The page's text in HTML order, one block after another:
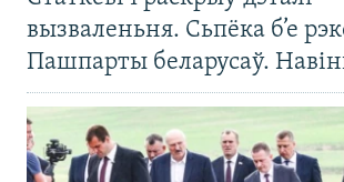
вызваленьня. Сьпёка б’е
Пашпарты беларусаў.